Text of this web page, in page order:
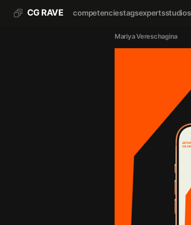
CG RAVE competenciestagsexpertsstudios
Mariya Vereschagina